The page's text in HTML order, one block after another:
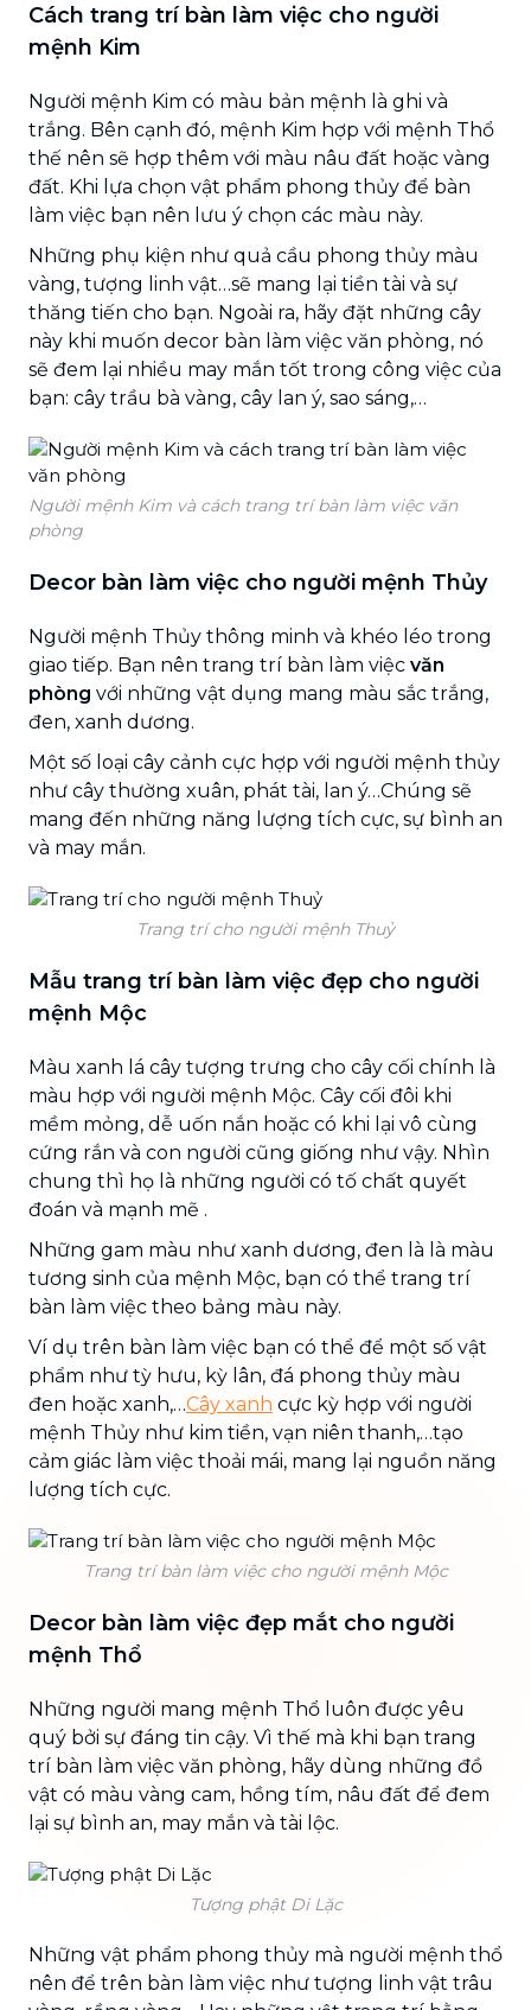
Cách trang trí bàn làm việc cho người
mệnh Kim
Người mệnh Kim có màu bản mệnh là ghi và
trắng. Bên cạnh đó, mệnh Kim hợp với mệnh Thổ
thế nên sẽ hợp thêm với màu nâu đất hoặc vàng
đất. Khi lựa chọn vật phẩm phong thủy để bàn
làm việc bạn nên lưu ý chọn các màu này.
Những phụ kiện như quả cầu phong thủy màu
vàng, tượng linh vật…sẽ mang lại tiền tài và sự
thăng tiến cho bạn. Ngoài ra, hãy đặt những cây
này khi muốn decor bàn làm việc văn phòng, nó
sẽ đem lại nhiều may mắn tốt trong công việc của
bạn: cây trầu bà vàng, cây lan ý, sao sáng,…
Người mệnh Kim và cách trang trí bàn làm việc văn
phòng
Decor bàn làm việc cho người mệnh Thủy
Người mệnh Thủy thông minh và khéo léo trong
giao tiếp. Bạn nên trang trí bàn làm việc văn
phòng với những vật dụng mang màu sắc trắng,
đen, xanh dương.
Một số loại cây cảnh cực hợp với người mệnh thủy
như cây thường xuân, phát tài, lan ý…Chúng sẽ
mang đến những năng lượng tích cực, sự bình an
và may mắn.
Trang trí cho người mệnh Thuỷ
Mẫu trang trí bàn làm việc đẹp cho người
mệnh Mộc
Màu xanh lá cây tượng trưng cho cây cối chính là
màu hợp với người mệnh Mộc. Cây cối đôi khi
mềm mỏng, dễ uốn nắn hoặc có khi lại vô cùng
cứng rắn và con người cũng giống như vậy. Nhìn
chung thì họ là những người có tố chất quyết
đoán và mạnh mẽ .
Những gam màu như xanh dương, đen là là màu
tương sinh của mệnh Mộc, bạn có thể trang trí
bàn làm việc theo bảng màu này.
Ví dụ trên bàn làm việc bạn có thể để một số vật
phẩm như tỳ hưu, kỳ lân, đá phong thủy màu
đen hoặc xanh,…Cây xanh cực kỳ hợp với người
mệnh Thủy như kim tiền, vạn niên thanh,…tạo
cảm giác làm việc thoải mái, mang lại nguồn năng
lượng tích cực.
Trang trí bàn làm việc cho người mệnh Mộc
Decor bàn làm việc đẹp mắt cho người
mệnh Thổ
Những người mang mệnh Thổ luôn được yêu
quý bởi sự đáng tin cậy. Vì thế mà khi bạn trang
trí bàn làm việc văn phòng, hãy dùng những đồ
vật có màu vàng cam, hồng tím, nâu đất để đem
lại sự bình an, may mắn và tài lộc.
Tượng phật Di Lặc
Những vật phẩm phong thủy mà người mệnh thổ
nên để trên bàn làm việc như tượng linh vật trâu